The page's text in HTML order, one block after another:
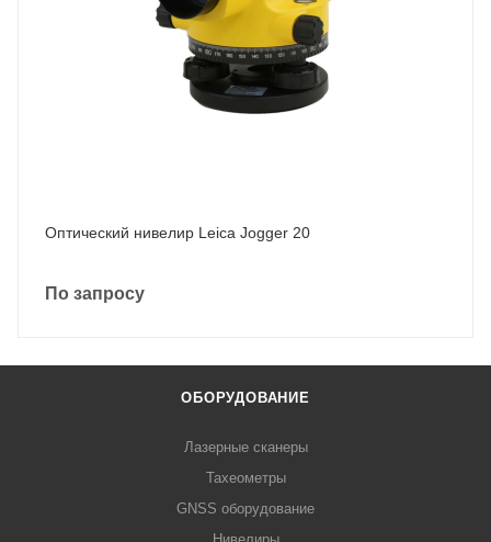
Оптический нивелир Leica Jogger 20
По запросу
ОБОРУДОВАНИЕ
Лазерные сканеры
Тахеометры
GNSS оборудование